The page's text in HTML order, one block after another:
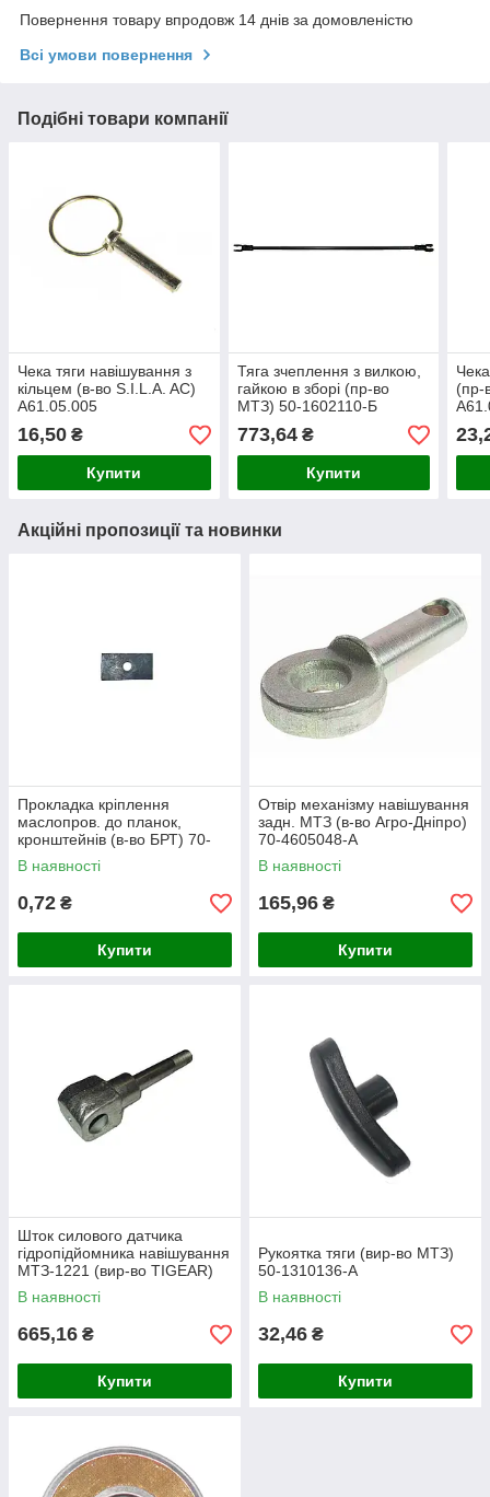
Повернення товару впродовж 14 днів за домовленістю
Всі умови повернення
Подібні товари компанії
Чека тяги навішування з
кільцем (в-во S.I.L.A. AC)
А61.05.005
16,50 ₴
Купити
Тяга зчеплення з вилкою,
гайкою в зборі (пр-во
МТЗ) 50-1602110-Б
773,64₴
Купити
(пр-
Акційні пропозиції та новинки
Прокладка кріплення
маслопров. до планок,
кронштейнів (в-во БРТ) 70-
4607158
В наявності
0,72 ₴
Купити
Отвір механізму навішування
задн. МТЗ (в-во Агро-Дніпро)
70-4605048-А
В наявності
165,96 ₴
Купити
Шток силового датчика
гідропідйомника навішування
МТЗ-1221 (вир-во TIGEAR)
820-4635021
В наявності
665,16 ₴
Купити
Рукоятка тяги (вир-во МТЗ)
50-1310136-А
В наявності
32,46 ₴
Купити